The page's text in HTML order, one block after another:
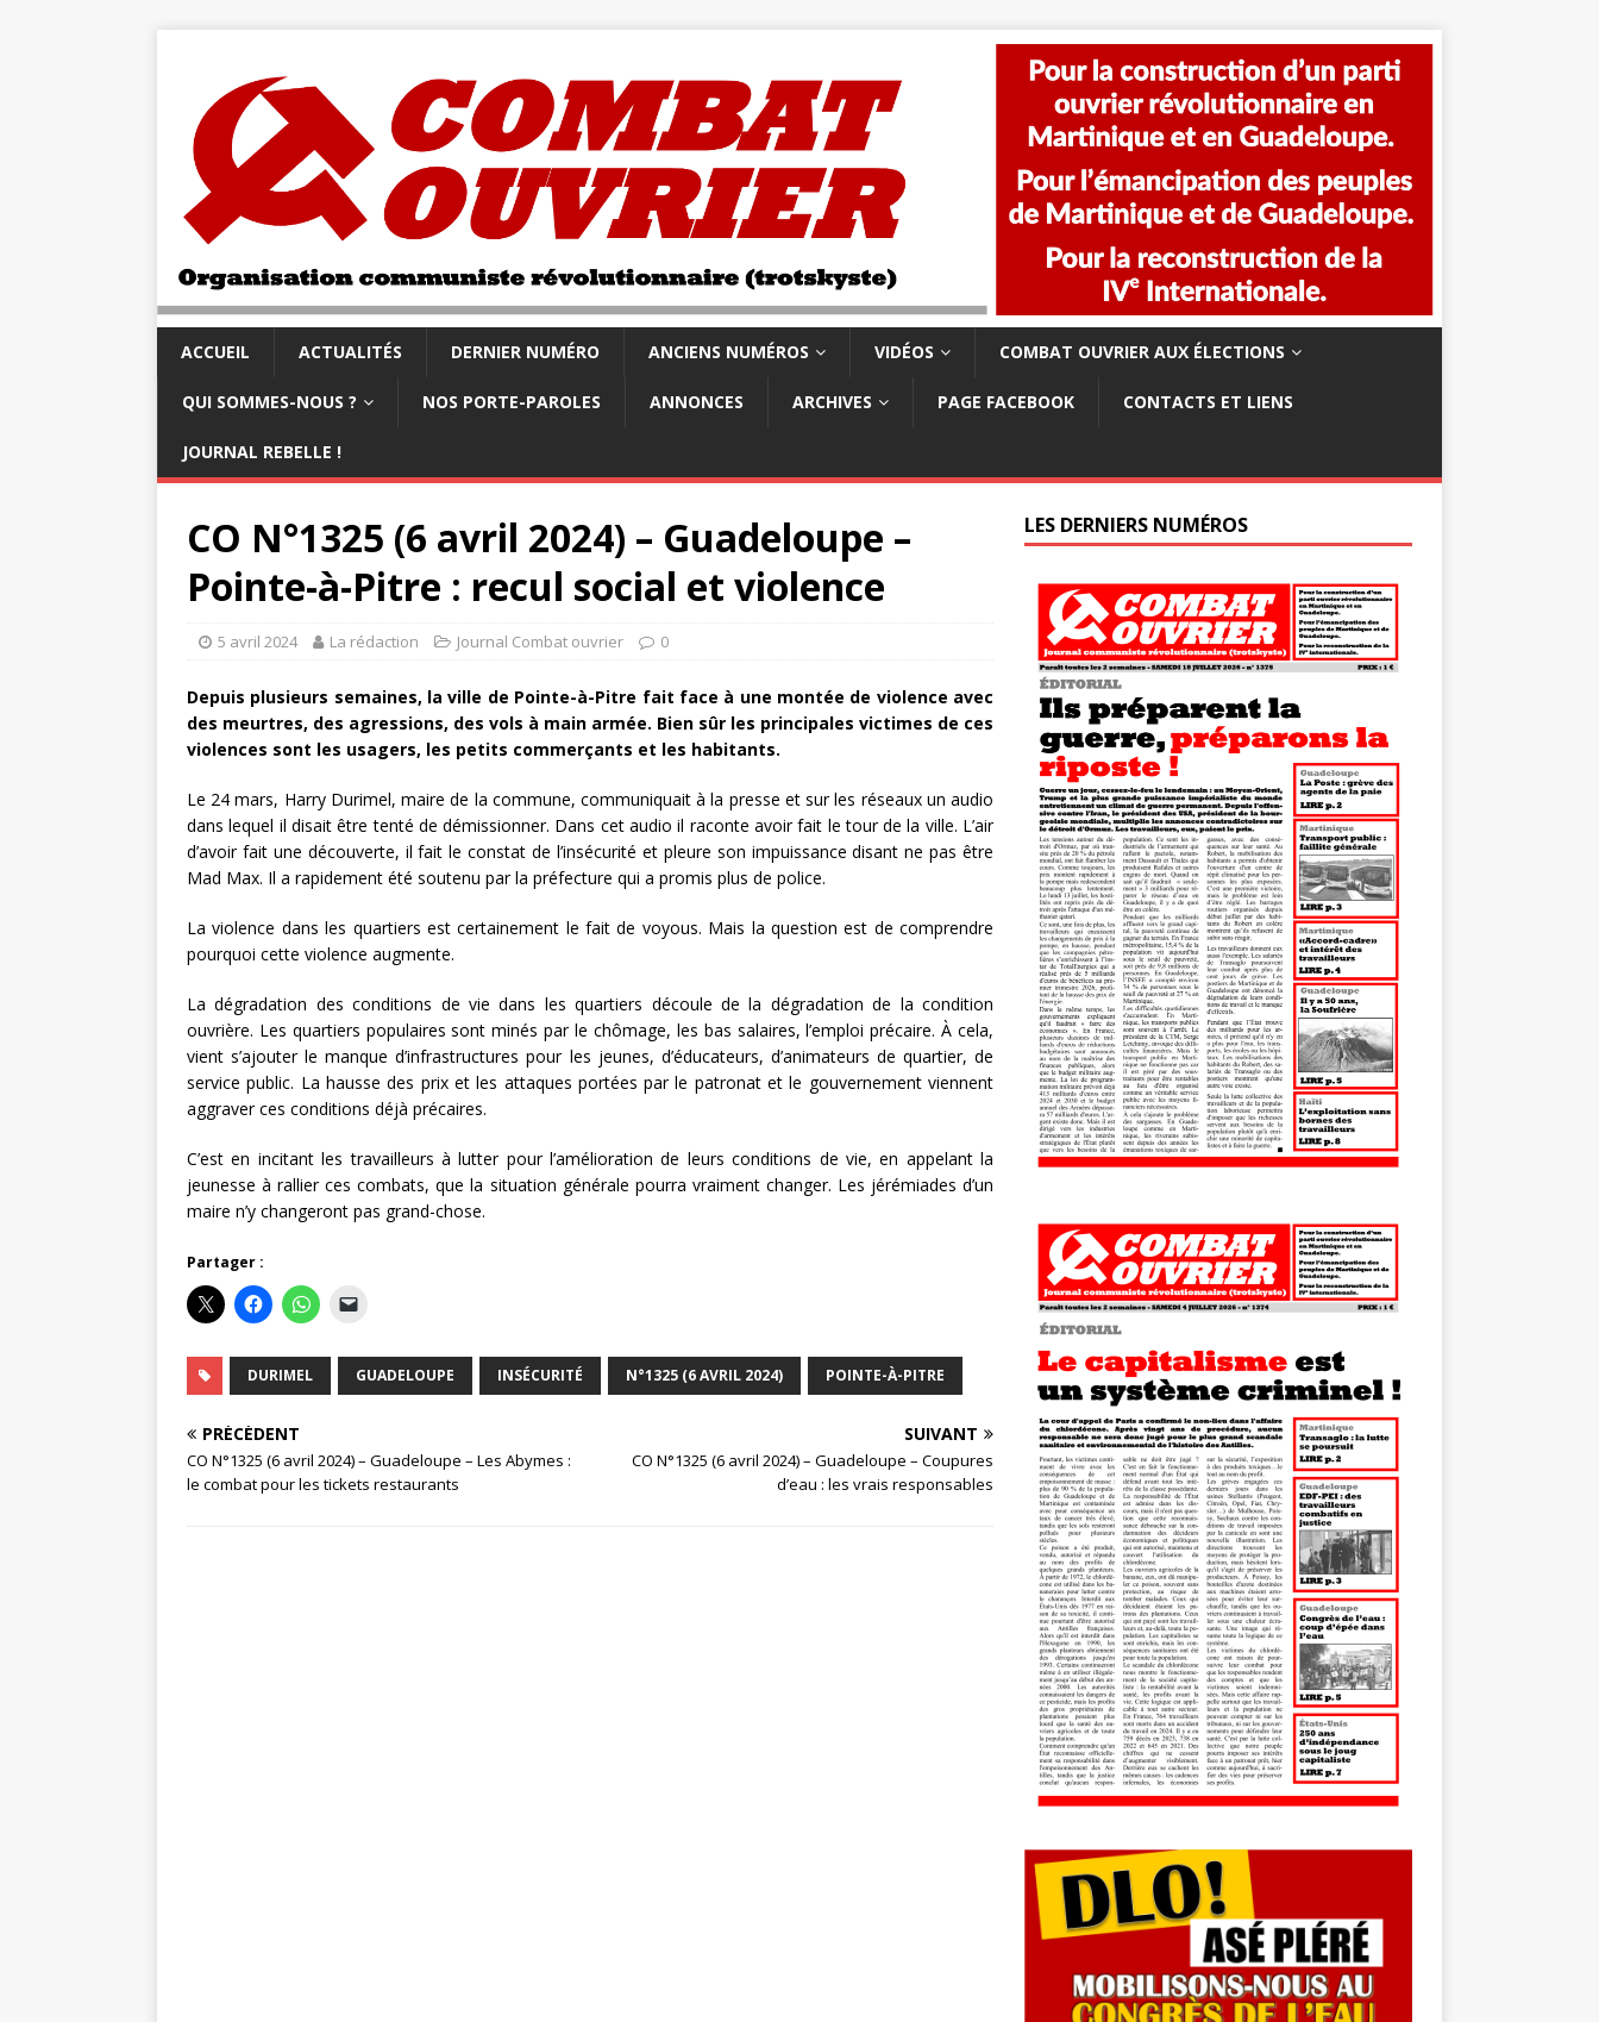
ACCUEIL ACTUALITÉS DERNIER NUMÉRO ANCIENS NUMÉROS VIDÉOS COMBAT OUVRIER AUX ÉLECTIONS
QUI SOMMES-NOUS ? NOS PORTE-PAROLES ANNONCES ARCHIVES PAGE FACEBOOK CONTACTS ET LIENS
JOURNAL REBELLE !
CO N°1325 (6 avril 2024) – Guadeloupe –
Pointe-à-Pitre : recul social et violence
5 avril 2024 La rédaction Journal Combat ouvrier 0
Depuis plusieurs semaines, la ville de Pointe-à-Pitre fait face à une montée de violence avec
des meurtres, des agressions, des vols à main armée. Bien sûr les principales victimes de ces
violences sont les usagers, les petits commerçants et les habitants.
Le 24 mars, Harry Durimel, maire de la commune, communiquait à la presse et sur les réseaux un audio
dans lequel il disait être tenté de démissionner. Dans cet audio il raconte avoir fait le tour de la ville. L’air
d’avoir fait une découverte, il fait le constat de l’insécurité et pleure son impuissance disant ne pas être
Mad Max. Il a rapidement été soutenu par la préfecture qui a promis plus de police.
La violence dans les quartiers est certainement le fait de voyous. Mais la question est de comprendre
pourquoi cette violence augmente.
La dégradation des conditions de vie dans les quartiers découle de la dégradation de la condition
ouvrière. Les quartiers populaires sont minés par le chômage, les bas salaires, l’emploi précaire. À cela,
vient s’ajouter le manque d’infrastructures pour les jeunes, d’éducateurs, d’animateurs de quartier, de
service public. La hausse des prix et les attaques portées par le patronat et le gouvernement viennent
aggraver ces conditions déjà précaires.
C’est en incitant les travailleurs à lutter pour l’amélioration de leurs conditions de vie, en appelant la
jeunesse à rallier ces combats, que la situation générale pourra vraiment changer. Les jérémiades d’un
maire n’y changeront pas grand-chose.
Partager :
DURIMEL GUADELOUPE INSÉCURITÉ N°1325 (6 AVRIL 2024) POINTE-À-PITRE
PRÉCÉDENT
CO N°1325 (6 avril 2024) – Guadeloupe – Les Abymes :
le combat pour les tickets restaurants
SUIVANT
CO N°1325 (6 avril 2024) – Guadeloupe – Coupures
d’eau : les vrais responsables
LES DERNIERS NUMÉROS